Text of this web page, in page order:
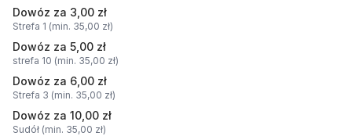
Dowóz za 3,00 zł
Strefa 1 (min. 35,00 zł)
Dowóz za 5,00 zł
strefa 10 (min. 35,00 zł)
Dowóz za 6,00 zł
Strefa 3 (min. 35,00 zł)
Dowóz za 10,00 zł
Sudół (min. 35,00 zł)